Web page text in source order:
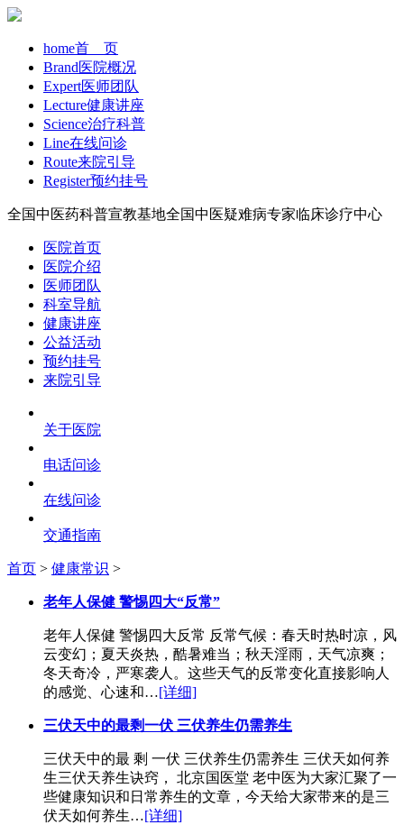
home首 页
Brand医院概况
Expert医师团队
Lecture健康讲座
Science治疗科普
Line在线问诊
Route来院引导
Register预约挂号
全国中医药科普宣教基地全国中医疑难病专家临床诊疗中心
医院首页
医院介绍
医师团队
科室导航
健康讲座
公益活动
预约挂号
来院引导
关于医院
电话问诊
在线问诊
交通指南
首页 > 健康常识 >
老年人保健 警惕四大“反常”
老年人保健 警惕四大反常 反常气候：春天时热时凉，风
云变幻；夏天炎热，酷暑难当；秋天淫雨，天气凉爽；
冬天奇冷，严寒袭人。这些天气的反常变化直接影响人
的感觉、心速和…[详细]
三伏天中的最剩一伏 三伏养生仍需养生
三伏天中的最 剩 一伏 三伏养生仍需养生 三伏天如何养
生三伏天养生诀窍， 北京国医堂 老中医为大家汇聚了一
些健康知识和日常养生的文章，今天给大家带来的是三
伏天如何养生…[详细]